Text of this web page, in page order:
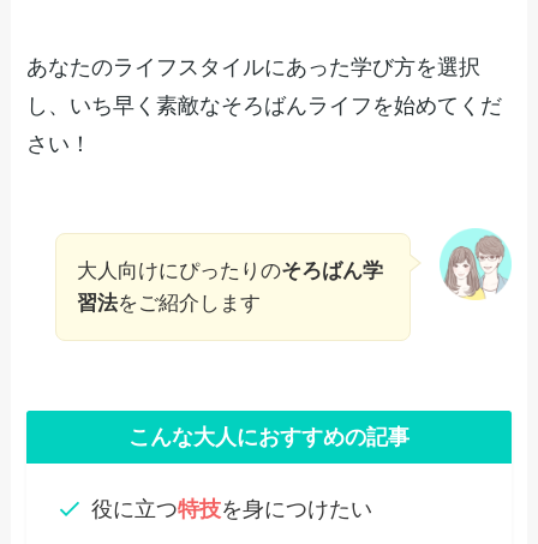
あなたのライフスタイルにあった学び方を選択
し、いち早く素敵なそろばんライフを始めてくだ
さい！
大人向けにぴったりのそろばん学
習法をご紹介します
こんな大人におすすめの記事
役に立つ特技を身につけたい